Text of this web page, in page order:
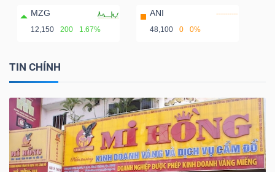
MZG
12,150 200 1.67%
ANI
48,100 0 0%
TIN CHÍNH